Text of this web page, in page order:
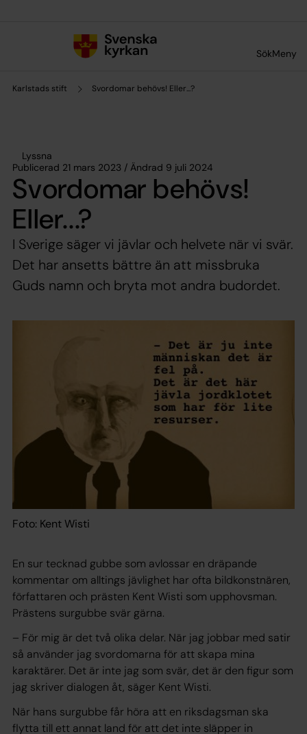
SökMeny
Karlstads stift Svordomar behövs! Eller...?
Lyssna
Publicerad 21 mars 2023 / Ändrad 9 juli 2024
Svordomar behövs!
Eller...?
I Sverige säger vi jävlar och helvete när vi svär.
Det har ansetts bättre än att missbruka
Guds namn och bryta mot andra budordet.
Foto: Kent Wisti
En sur tecknad gubbe som avlossar en dräpande
kommentar om alltings jävlighet har ofta bildkonstnären,
författaren och prästen Kent Wisti som upphovsman.
Prästens surgubbe svär gärna.
– För mig är det två olika delar. När jag jobbar med satir
så använder jag svordomarna för att skapa mina
karaktärer. Det är inte jag som svär, det är den figur som
jag skriver dialogen åt, säger Kent Wisti.
När hans surgubbe får höra att en riksdagsman ska
flytta till ett annat land för att det inte släpper in